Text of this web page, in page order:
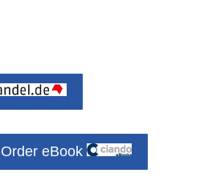
Order eBook